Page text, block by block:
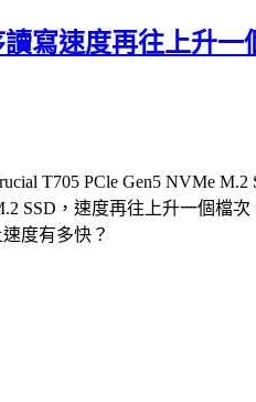
寫速度再往上升
T705 PCle Gen5 NVMe
SSD，速度再往上升一個檔
度有多快？